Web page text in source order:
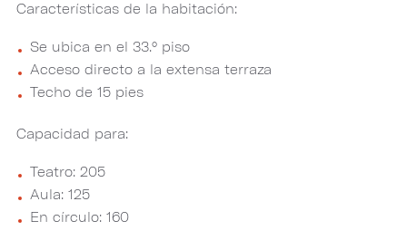
Características de la habitación:
Se ubica en el 33.° piso
Acceso directo a la extensa terraza
Techo de 15 pies
Capacidad para:
Teatro: 205
Aula: 125
En círculo: 160